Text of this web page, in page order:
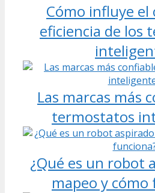
Cómo influye el
eficiencia de los
Las marcas más
termostatos
¿Qué es un robot
mapeo y cómo